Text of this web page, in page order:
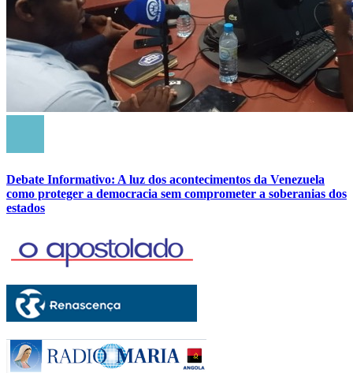
Debate Informativo: A luz dos acontecimentos da Venezuela
como proteger a democracia sem comprometer a soberanias dos
estados